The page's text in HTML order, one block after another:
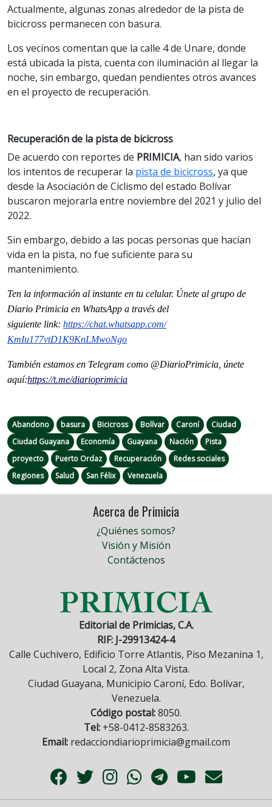
Actualmente, algunas zonas alrededor de la pista de
bicicross permanecen con basura.
Los vecinos comentan que la calle 4 de Unare, donde
está ubicada la pista, cuenta con iluminación al llegar la
noche, sin embargo, quedan pendientes otros avances
en el proyecto de recuperación.
Recuperación de la pista de bicicross
De acuerdo con reportes de PRIMICIA, han sido varios
los intentos de recuperar la pista de bicicross, ya que
desde la Asociación de Ciclismo del estado Bolívar
buscaron mejorarla entre noviembre del 2021 y julio del
2022.
Sin embargo, debido a las pocas personas que hacían
vida en la pista, no fue suficiente para su
mantenimiento.
Ten la información al instante en tu celular. Únete al grupo de
Diario Primicia en WhatsApp a través del
siguiente link: https://chat.whatsapp.com/
KmIu177vtD1K9KnLMwoNgo
También estamos en Telegram como @DiarioPrimicia, únete
aquí:https://t.me/diarioprimicia
Abandono basura Bicicross Bolívar Caroní
Ciudad
Ciudad Guayana
Economía Guayana Nación
Pista
proyecto
Puerto Ordaz Recuperación
Redes sociales
Regiones
Salud San Félix Venezuela
Acerca de Primicia
¿Quiénes somos?
Visión y Misión
Contáctenos
Editorial de Primicias, C.A.
RIF: J-29913424-4
Calle Cuchivero, Edificio Torre Atlantis, Piso Mezanina 1,
Local 2, Zona Alta Vista.
Ciudad Guayana, Municipio Caroní, Edo. Bolívar,
Venezuela.
Código postal:8050.
Tel:+58-0412-8583263.
Email: redacciondiarioprimicia@gmail.com